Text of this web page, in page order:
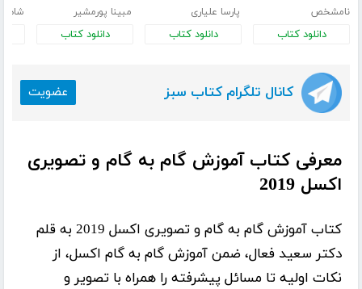
نامشخص
دانلود کتاب
پارسا علیاری
دانلود کتاب
مبینا پورمشیر
دانلود کتاب
کانال تلگرام کتاب سبز عضویت
معرفی کتاب آموزش گام به گام و تصویری
اکسل 2019
کتاب آموزش گام به گام و تصویری اکسل 2019
به قلم
دکتر سعید فعال، ضمن آموزش گام به گام اکسل، از
نکات اولیه تا مسائل پیشرفته را همراه با تصویر و